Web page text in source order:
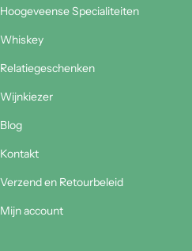
Hoogeveense Specialiteiten
Whiskey
Relatiegeschenken
Wijnkiezer
Blog
Kontakt
Verzend en Retourbeleid
Mijn account